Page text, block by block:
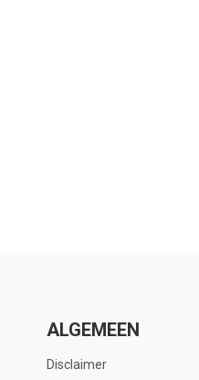
ALGEMEEN
Disclaimer